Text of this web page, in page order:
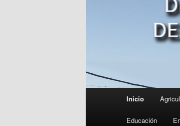
Inicio
Educación